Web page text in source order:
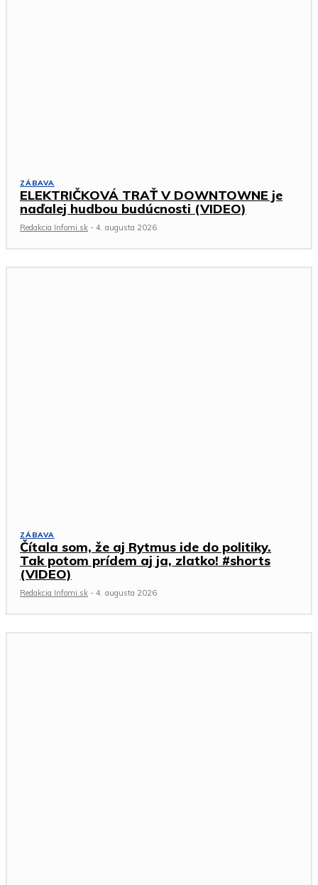
ZÁBAVA
ELEKTRIČKOVÁ TRAŤ V DOWNTOWNE je
naďalej hudbou budúcnosti (VIDEO)
Redakcia Infomi.sk - 4. augusta 2026
ZÁBAVA
Čítala som, že aj Rytmus ide do politiky.
Tak potom prídem aj ja, zlatko! #shorts
(VIDEO)
Redakcia Infomi.sk - 4. augusta 2026